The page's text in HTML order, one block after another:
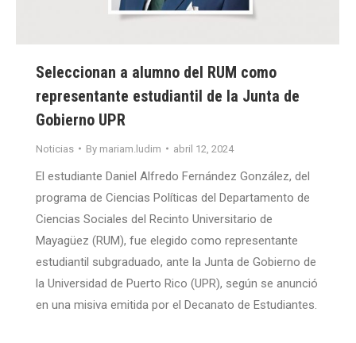
Seleccionan a alumno del RUM como
representante estudiantil de la Junta de
Gobierno UPR
Noticias By mariam.ludim abril 12, 2024
El estudiante Daniel Alfredo Fernández González, del
programa de Ciencias Políticas del Departamento de
Ciencias Sociales del Recinto Universitario de
Mayagüez (RUM), fue elegido como representante
estudiantil subgraduado, ante la Junta de Gobierno de
la Universidad de Puerto Rico (UPR), según se anunció
en una misiva emitida por el Decanato de Estudiantes.